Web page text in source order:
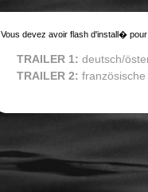
Vous devez avoir flash d'install�
TRAILER 1: deutsch/
TRAILER 2: französische